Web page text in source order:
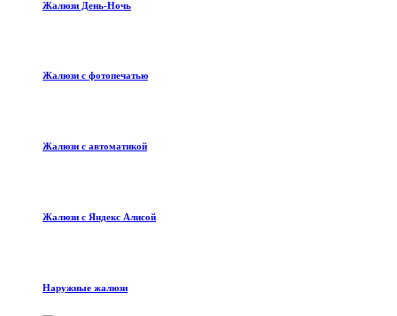
Жалюзи День-Ночь
Жалюзи с фотопечатью
Жалюзи с автоматикой
Жалюзи с Яндекс Алисой
Наружные жалюзи